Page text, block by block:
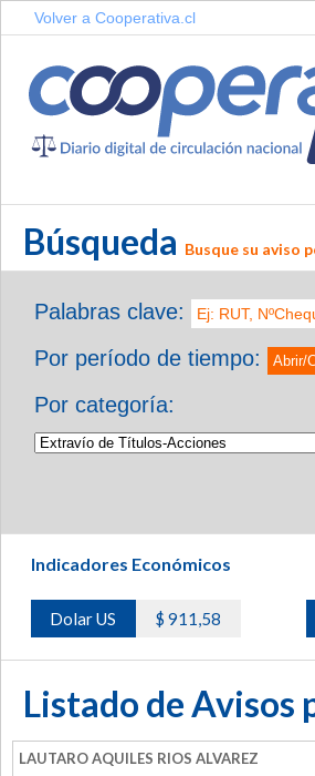
Volver a Cooperativa.cl
Búsqueda Busque su aviso
Palabras clave:
Por período de tiempo:
Abrir/
Por categoría:
Indicadores Económicos
Dolar US $ 911,58
Listado de Avisos
LAUTARO AQUILES RIOS ALVAREZ